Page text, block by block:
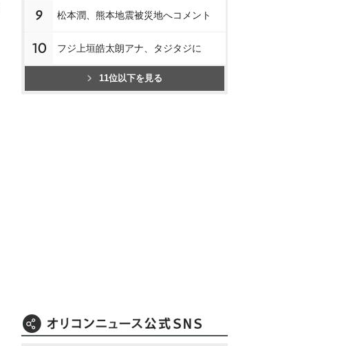
9 松本潤、熊本地震被災地へコメント
10 フジ上垣皓太朗アナ、タジタジに
11位以下を見る